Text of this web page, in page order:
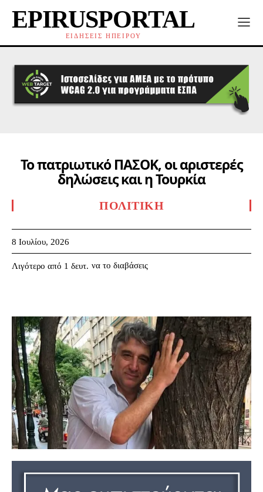
EPIRUSPORTAL
ΕΙΔΗΣΕΙΣ ΗΠΕΙΡΟΥ
Το πατριωτικό ΠΑΣΟΚ, οι αριστερές
δηλώσεις και η Τουρκία
ΠΟΛΙΤΙΚΉ
8 Ιουλίου, 2026
Λιγότερο από 1 δευτ. να το διαβάσεις